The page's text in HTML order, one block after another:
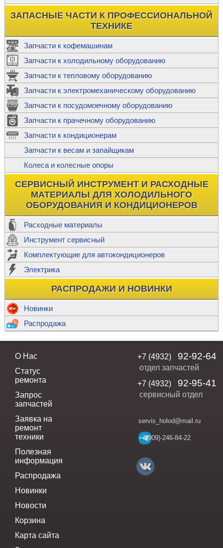
ЗАПАСНЫЕ ЧАСТИ К ПРОФЕССИОНАЛЬНОЙ
ТЕХНИКЕ
Запчасти к кофемашинам
Запчасти к холодильному оборудованию
Запчасти к тепловому оборудованию
Запчасти к электромеханическому оборудованию
Запчасти к посудомоечному оборудованию
Запчасти к прачечному оборудованию
Запчасти к кондиционерам
Запчасти к весам и запайщикам
Колеса и колесные опоры
СЕРВИСНЫЙ ИНСТРУМЕНТ И РАСХОДНЫЕ
МАТЕРИАЛЫ ДЛЯ ХОЛОДИЛЬНОГО
ОБОРУДОВАНИЯ И КОНДИЦИОНЕРОВ
Расходные материалы
Инструмент сервисный
Комплектующие для автокондиционеров
Электрика
РАСПРОДАЖИ И НОВИНКИ
Новинки
Распродажа
О Нас
Статус
ремонта
Запрос
запчастей
Заявка на
ремонт
техники
Полезная
информация
Распродажа
Новинки
Новости
Корзина
Карта сайта
+7 (4932) 92-92-64
отдел запчастей
+7 (4932)
92-95-41
сервисный отдел
servis_holod@mail.ru
+7(909)-246-84-22